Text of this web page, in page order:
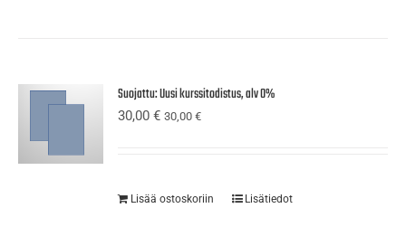
Suojattu: Uusi kurssitodistus, alv 0%
30,00€ 30,00€
Lisää ostoskoriin Lisätiedot